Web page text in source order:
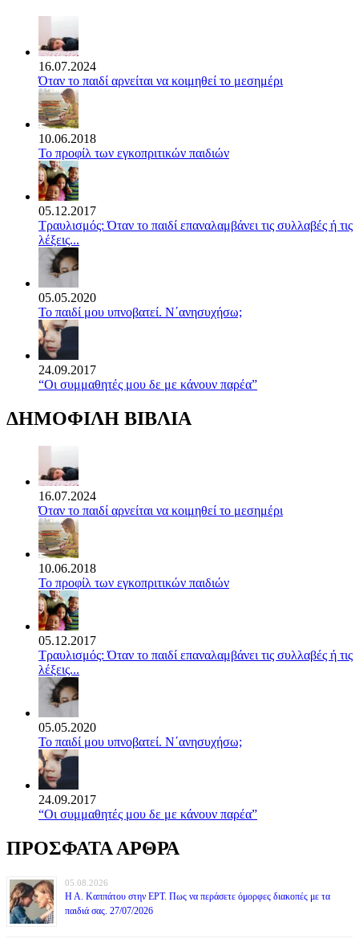
16.07.2024
Όταν το παιδί αρνείται να κοιμηθεί το μεσημέρι
10.06.2018
Το προφίλ των εγκοπριτικών παιδιών
05.12.2017
Τραυλισμός: Όταν το παιδί επαναλαμβάνει τις συλλαβές ή τις
λέξεις...
05.05.2020
Το παιδί μου υπνοβατεί. Ν΄ανησυχήσω;
24.09.2017
“Οι συμμαθητές μου δε με κάνουν παρέα”
ΔΗΜΟΦΙΛΗ ΒΙΒΛΙΑ
16.07.2024
Όταν το παιδί αρνείται να κοιμηθεί το μεσημέρι
10.06.2018
Το προφίλ των εγκοπριτικών παιδιών
05.12.2017
Τραυλισμός: Όταν το παιδί επαναλαμβάνει τις συλλαβές ή τις
λέξεις...
05.05.2020
Το παιδί μου υπνοβατεί. Ν΄ανησυχήσω;
24.09.2017
“Οι συμμαθητές μου δε με κάνουν παρέα”
ΠΡΟΣΦΑΤΑ ΑΡΘΡΑ
05.08.2026
Η Α. Καππάτου στην ΕΡΤ. Πως να περάσετε όμορφες διακοπές με τα
παιδιά σας. 27/07/2026